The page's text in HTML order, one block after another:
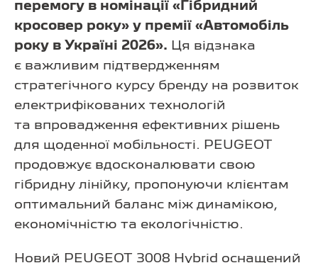
перемогу в номінації «Гібридний
кросовер року» у премії «Автомобіль
року в Україні 2026». Ця відзнака
є важливим підтвердженням
стратегічного курсу бренду на розвиток
електрифікованих технологій
та впровадження ефективних рішень
для щоденної мобільності. PEUGEOT
продовжує вдосконалювати свою
гібридну лінійку, пропонуючи клієнтам
оптимальний баланс між динамікою,
економічністю та екологічністю.
Новий PEUGEOT 3008 Hybrid оснащений